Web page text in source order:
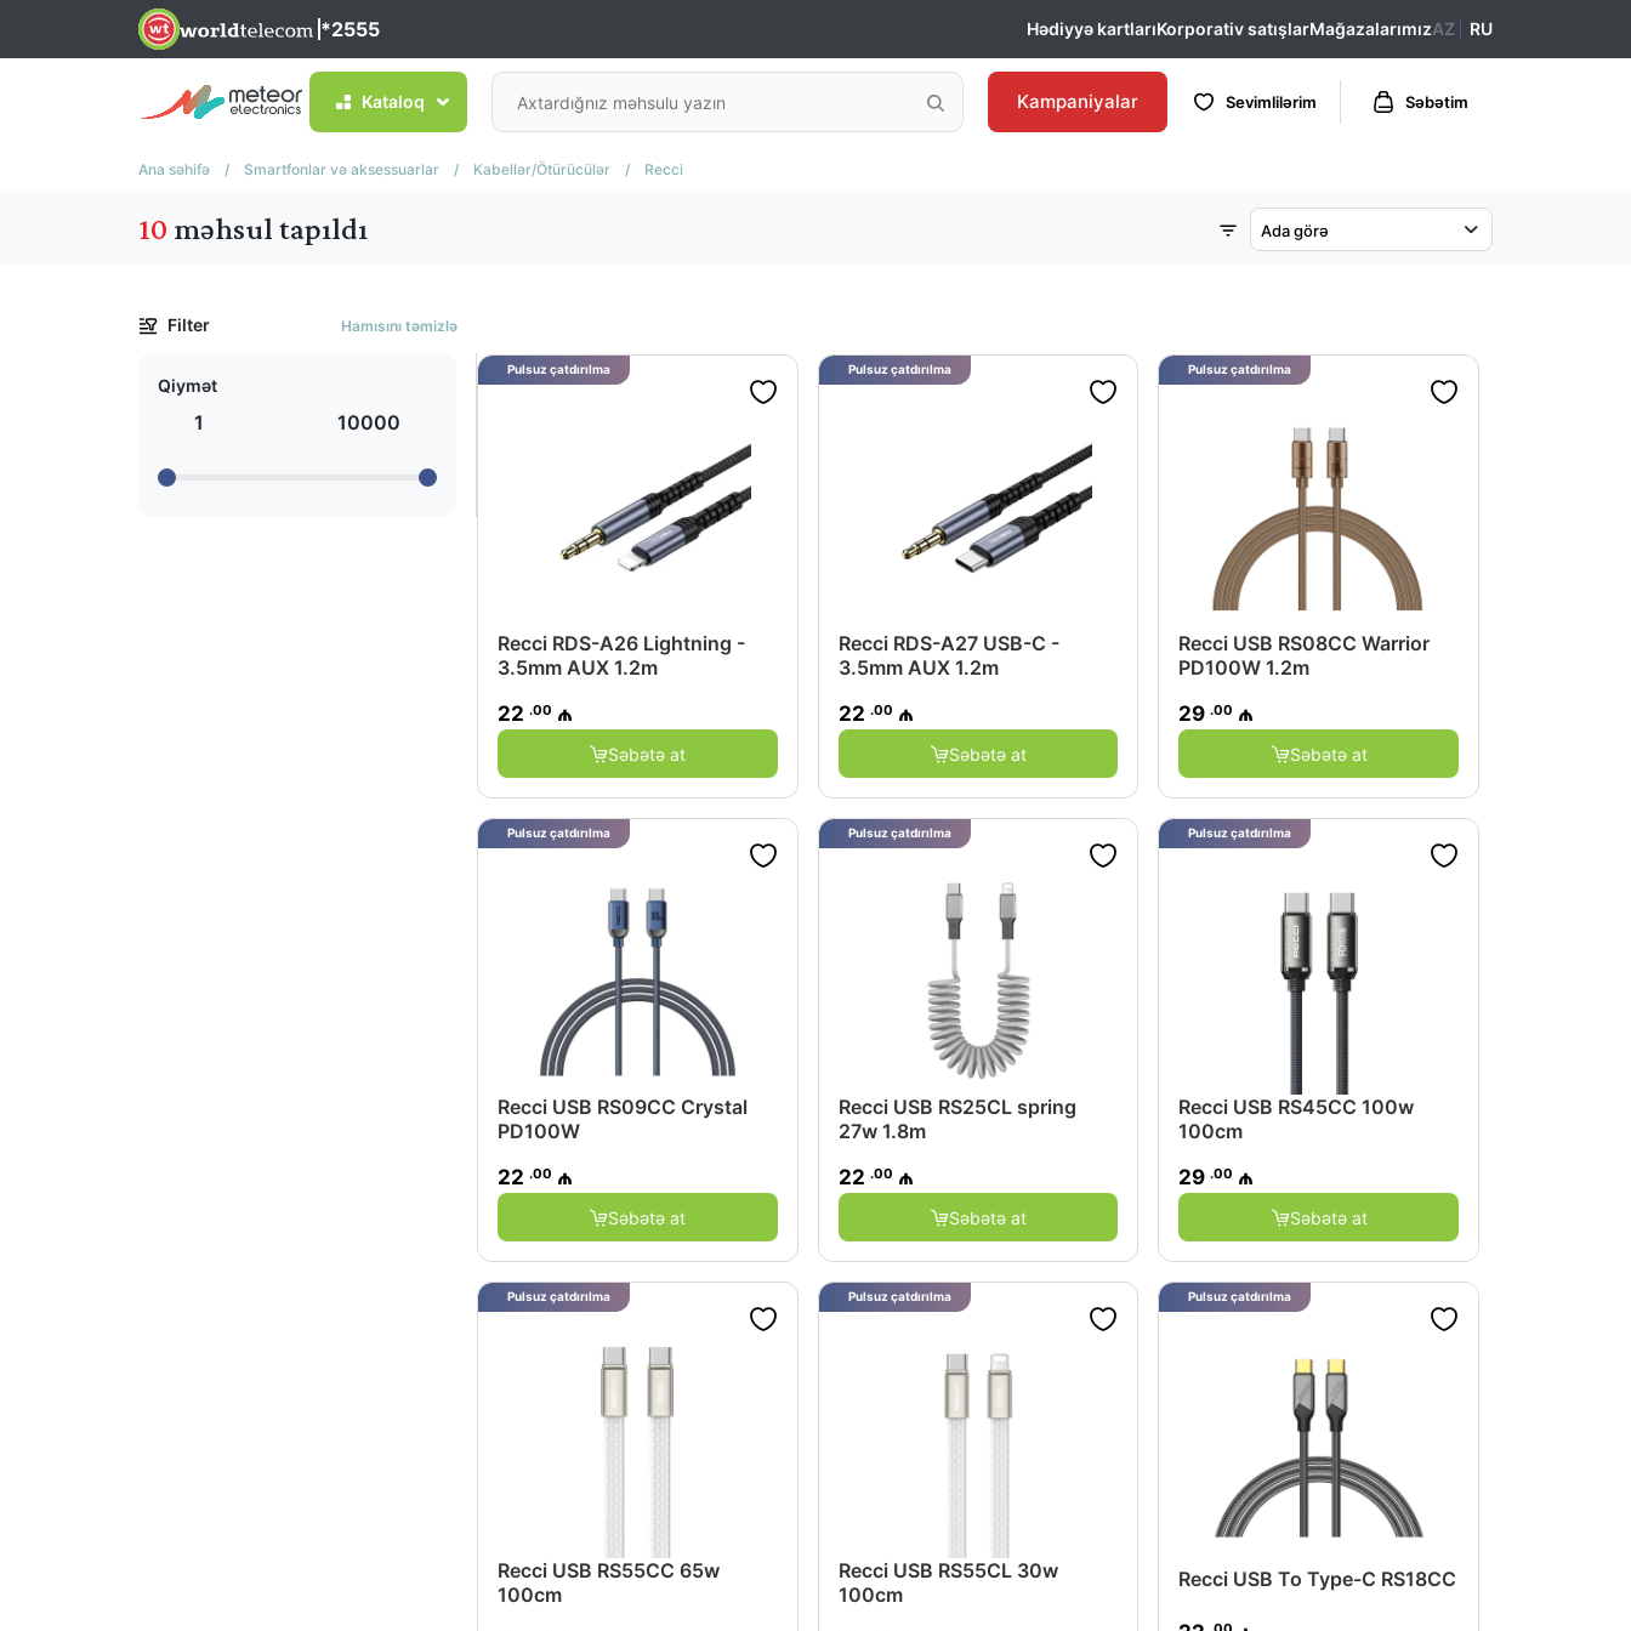
*2555 Hədiyyə kartlarıKorporativ satışlarMağazalarımızAZ RU
Kataloq Kampaniyalar Sevimlilərim Səbətim
Ana səhifə / Smartfonlar və aksessuarlar / Kabellər/Ötürücülər / Recci
10 məhsul tapıldı Ada görə
Filter Hamısını təmizlə
Qiymət
1 10000
Recci RDS-A26 Lightning -
3.5mm AUX 1.2m
22 .00 ₼
Səbətə at
Pulsuz çatdırılma
Recci RDS-A27 USB-C -
3.5mm AUX 1.2m
22 .00 ₼
Səbətə at
Pulsuz çatdırılma
Recci USB RS08CC Warrior
PD100W 1.2m
29.00 ₼
Səbətə at
Pulsuz çatdırılma
Recci USB RS09CC Crystal
PD100W
22 .00 ₼
Səbətə at
Pulsuz çatdırılma
Recci USB RS25CL spring
27w 1.8m
22 .00 ₼
Səbətə at
Pulsuz çatdırılma
Recci USB RS45CC 100w
100cm
29.00 ₼
Səbətə at
Pulsuz çatdırılma
Recci USB RS55CC 65w
100cm
Pulsuz çatdırılma
Recci USB RS55CL 30w
100cm
Pulsuz çatdırılma
Recci USB To Type-C RS18CC
Pulsuz çatdırılma